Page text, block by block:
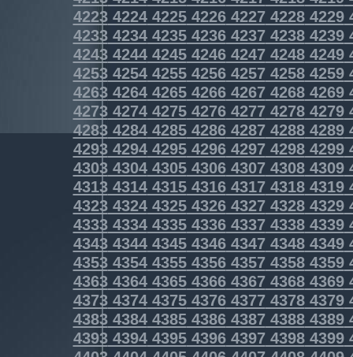
4223422442254226422742284229
4233423442354236423742384239
4243424442454246424742484249
4253425442554256425742584259
4263426442654266426742684269
4273427442754276427742784279
4283428442854286428742884289
4293429442954296429742984299
4303430443054306430743084309
4313431443154316431743184319
4323432443254326432743284329
4333433443354336433743384339
4343434443454346434743484349
4353435443554356435743584359
4363436443654366436743684369
4373437443754376437743784379
4383438443854386438743884389
4393439443954396439743984399